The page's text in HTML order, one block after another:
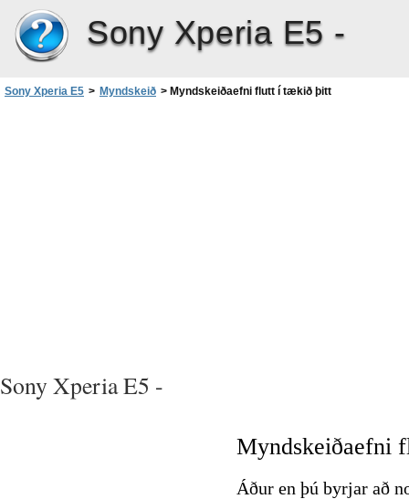
Sony Xperia E5 -
Sony Xperia E5 > Myndskeið > Myndskeiðaefni flutt í tækið þitt
Sony Xperia E5 -
Myndskeiðaefni
Áður en þú byrjar að